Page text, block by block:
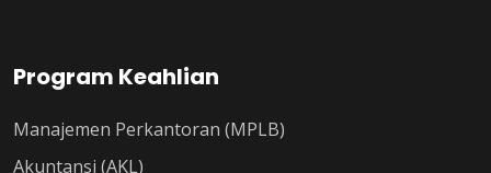
Program Keahlian
Manajemen Perkantoran (MPLB)
Akuntansi (AKL)